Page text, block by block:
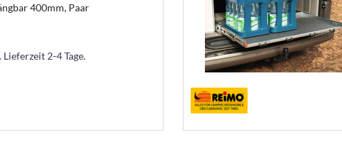
400mm, Paar
2-4 Tage.